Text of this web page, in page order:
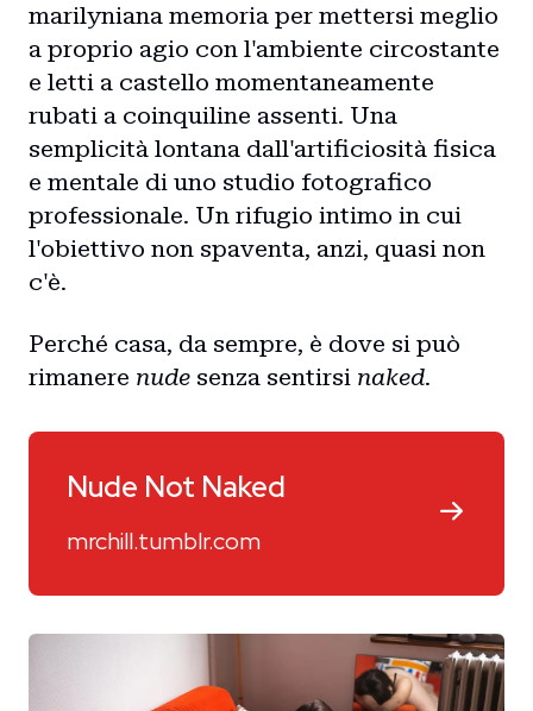
marilyniana memoria per mettersi meglio
a proprio agio con l'ambiente circostante
e letti a castello momentaneamente
rubati a coinquiline assenti. Una
semplicità lontana dall'artificiosità fisica
e mentale di uno studio fotografico
professionale. Un rifugio intimo in cui
l'obiettivo non spaventa, anzi, quasi non
c'è.
Perché casa, da sempre, è dove si può
rimanere nude senza sentirsi naked.
Nude Not Naked
mrchill.tumblr.com